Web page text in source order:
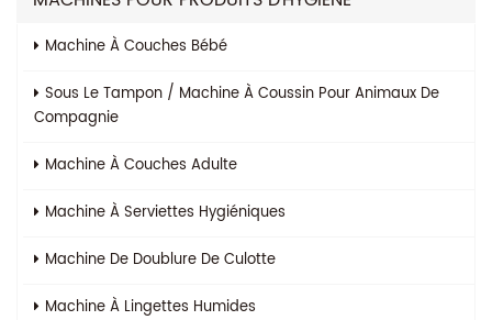
Machine À Couches Bébé
Sous Le Tampon / Machine À Coussin Pour Animaux De
Compagnie
Machine À Couches Adulte
Machine À Serviettes Hygiéniques
Machine De Doublure De Culotte
Machine À Lingettes Humides